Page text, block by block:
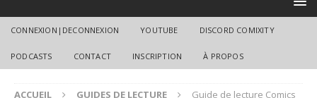
CONNEXION|DECONNEXION YOUTUBE DISCORD COMIXITY
PODCASTS CONTACT INSCRIPTION À PROPOS
ACCUEIL GUIDES DE LECTURE
Guide de lecture Comics